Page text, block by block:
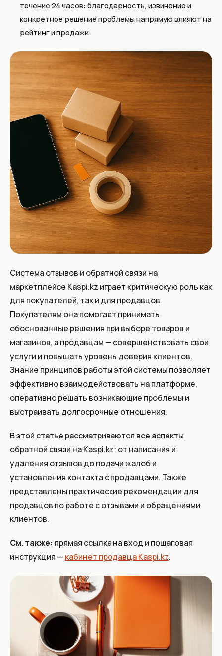
течение 24 часов: благодарность, извинение и
конкретное решение проблемы напрямую влияют на
рейтинг и продажи.
Система отзывов и обратной связи на
маркетплейсе Kaspi.kz играет критическую роль как
для покупателей, так и для продавцов.
Покупателям она помогает принимать
обоснованные решения при выборе товаров и
магазинов, а продавцам — совершенствовать свои
услуги и повышать уровень доверия клиентов.
Знание принципов работы этой системы позволяет
эффективно взаимодействовать на платформе,
оперативно решать возникающие проблемы и
выстраивать долгосрочные отношения.
В этой статье рассматриваются все аспекты
обратной связи на Kaspi.kz: от написания и
удаления отзывов до подачи жалоб и
установления контакта с продавцами. Также
представлены практические рекомендации для
продавцов по работе с отзывами и обращениями
клиентов.
См. также: прямая ссылка на вход и пошаговая
инструкция — кабинет продавца Kaspi.kz.